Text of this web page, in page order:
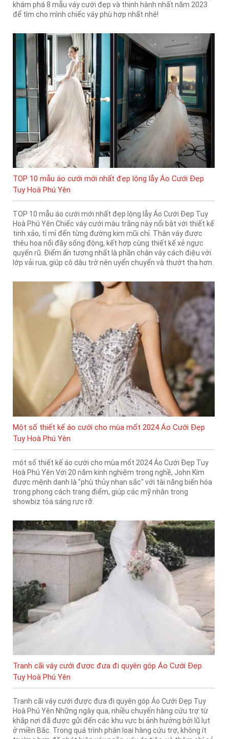
khám phá 8 mẫu váy cưới đẹp và thịnh hành nhất năm 2023
để tìm cho mình chiếc váy phù hợp nhất nhé!
TOP 10 mẫu áo cưới mới nhất đẹp lộng lẫy Áo Cưới Đẹp
Tuy Hoà Phú Yên
TOP 10 mẫu áo cưới mới nhất đẹp lộng lẫy Áo Cưới Đẹp Tuy
Hoà Phú Yên Chiếc váy cưới màu trắng này nổi bật với thiết kế
tinh xảo, tỉ mỉ đến từng đường kim mũi chỉ. Thân váy được
thêu hoa nổi đầy sống động, kết hợp cùng thiết kế xẻ ngực
quyến rũ. Điểm ấn tượng nhất là phần chân váy cách điệu với
lớp vải rua, giúp cô dâu trở nên uyển chuyển và thướt tha hơn.
Một số thiết kế áo cưới cho mùa mốt 2024 Áo Cưới Đẹp
Tuy Hoà Phú Yên
một số thiết kế áo cưới cho mùa mốt 2024 Áo Cưới Đẹp Tuy
Hoà Phú Yên Với 20 năm kinh nghiệm trong nghề, John Kim
được mệnh danh là "phù thủy nhan sắc" với tài năng biến hóa
trong phong cách trang điểm, giúp các mỹ nhân trong
showbiz tỏa sáng rực rỡ.
Tranh cãi váy cưới được đưa đi quyên góp Áo Cưới Đẹp
Tuy Hoà Phú Yên
Tranh cãi váy cưới được đưa đi quyên góp Áo Cưới Đẹp Tuy
Hoà Phú Yên Những ngày qua, nhiều chuyến hàng cứu trợ từ
khắp nơi đã được gửi đến các khu vực bị ảnh hưởng bởi lũ lụt
ở miền Bắc. Trong quá trình phân loại hàng cứu trợ, không ít